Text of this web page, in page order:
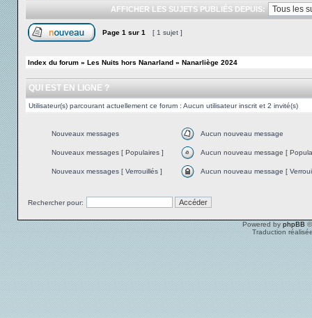
AFFICHER LES SUJETS PUBLIÉS DEPUIS:
Page 1 sur 1 [ 1 sujet ]
Index du forum » Les Nuits hors Nanarland » Nanarliège 2024
QUI EST EN LIGNE ?
Utilisateur(s) parcourant actuellement ce forum : Aucun utilisateur inscrit et 2 invité(s)
Nouveaux messages Aucun nouveau message
Nouveaux messages [ Populaires ] Aucun nouveau message [
Nouveaux messages [ Verrouillés ] Aucun nouveau message [
Rechercher pour:
Powered by phpBB
Traduction